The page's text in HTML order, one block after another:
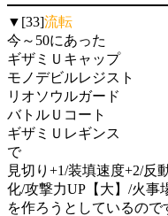
▼[33]流転
今～50にあった
ギザミＵキャップ
モノデビルレジスト
リオソウルガード
バトルＵコート
ギザミＵレギンス
で
見切り+1/装填速度+2/反
化/攻撃力UP【大】/火事
を作ろうとしているの